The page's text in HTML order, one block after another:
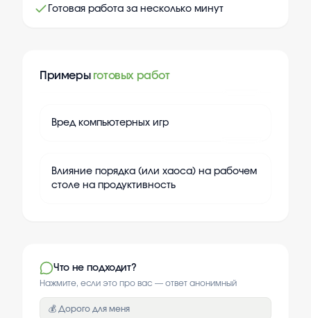
Готовая работа за несколько минут
Примеры готовых работ
Вред компьютерных игр
Влияние порядка (или хаоса) на рабочем
столе на продуктивность
Что не подходит?
Нажмите, если это про вас — ответ анонимный
💰 Дорого для меня